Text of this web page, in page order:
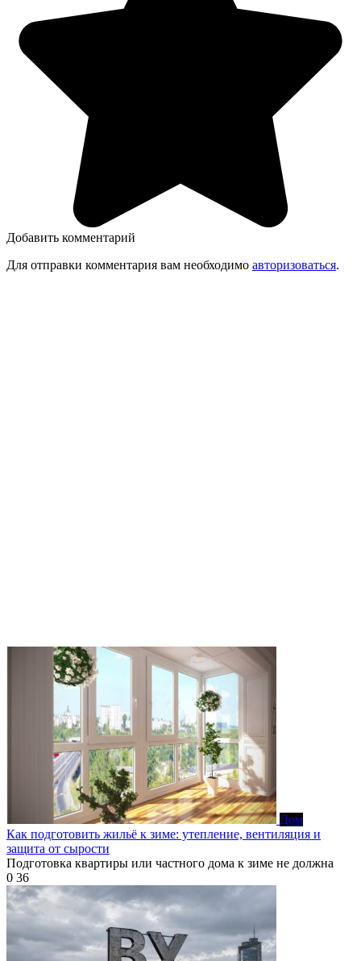
Добавить комментарий
Для отправки комментария вам необходимо авторизоваться.
Дом
Как подготовить жильё к зиме: утепление, вентиляция и
защита от сырости
Подготовка квартиры или частного дома к зиме не должна
0 36